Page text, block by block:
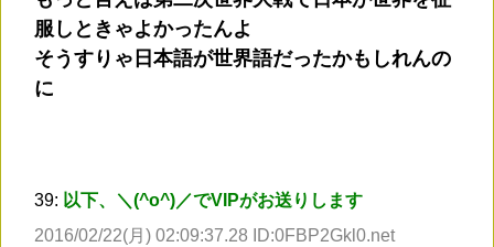
服しときゃよかったんよ
そうすりゃ日本語が世界語だったかもしれんの
に
39: 以下、＼(^o^)／でVIPがお送りします
2016/02/22(月) 02:09:37.28 ID:0FBP2Gkl0.net